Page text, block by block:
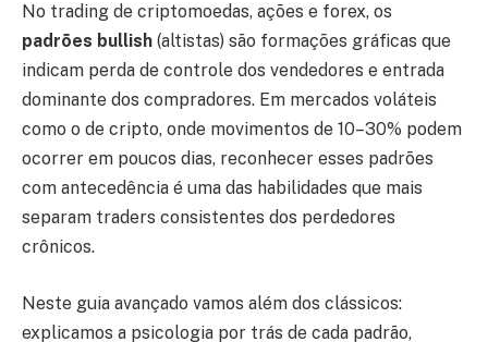
No trading de criptomoedas, ações e forex, os
padrões bullish (altistas) são formações gráficas que
indicam perda de controle dos vendedores e entrada
dominante dos compradores. Em mercados voláteis
como o de cripto, onde movimentos de 10–30% podem
ocorrer em poucos dias, reconhecer esses padrões
com antecedência é uma das habilidades que mais
separam traders consistentes dos perdedores
crônicos.
Neste guia avançado vamos além dos clássicos:
explicamos a psicologia por trás de cada padrão,